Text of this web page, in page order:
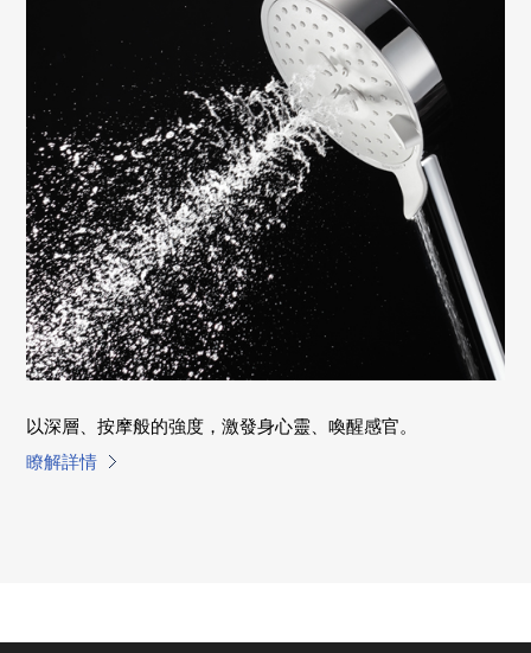
以深層、按摩般的強度，激發身心靈、喚醒感官。
瞭解詳情